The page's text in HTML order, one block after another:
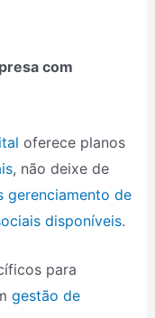
com
oferece planos
, não deixe de
gerenciamento de
disponíveis.
para
gestão de